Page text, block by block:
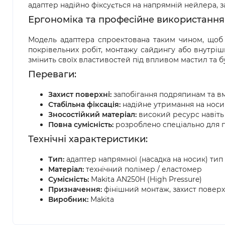
адаптер надійно фіксується на напрямній нейлера,
Ергономіка та професійне використання
Модель адаптера спроектована таким чином,
покрівельних робіт, монтажу сайдингу або
змінить своїх властивостей під впливом мастил та
Переваги:
Захист поверхні: запобігання подряпинам та
Стабільна фіксація: надійне утримання на
Зносостійкий матеріал: високий ресурс навіть
Повна сумісність: розроблено спеціально для
Технічні характеристики:
Тип: адаптер напрямної (насадка на носик) тип
Матеріал: технічний полімер / еластомер
Сумісність: Makita AN250H (High Pressure)
Призначення: фінішний монтаж, захист
Виробник: Makita